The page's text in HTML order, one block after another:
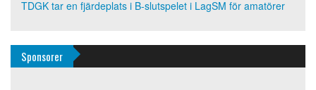
TDGK tar en fjärdeplats i B-slutspelet i LagSM för amatörer
Sponsorer